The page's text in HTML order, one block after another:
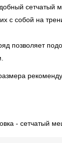
сетчатый
с собой на
позволяет
- сетчатый